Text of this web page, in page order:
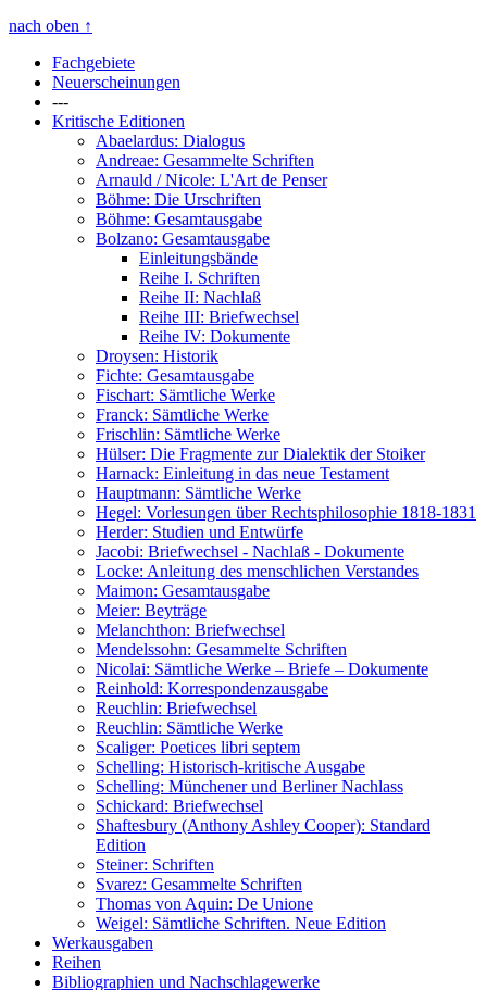
nach oben ↑
Fachgebiete
Neuerscheinungen
---
Kritische Editionen
Abaelardus: Dialogus
Andreae: Gesammelte Schriften
Arnauld / Nicole: L'Art de Penser
Böhme: Die Urschriften
Böhme: Gesamtausgabe
Bolzano: Gesamtausgabe
Einleitungsbände
Reihe I. Schriften
Reihe II: Nachlaß
Reihe III: Briefwechsel
Reihe IV: Dokumente
Droysen: Historik
Fichte: Gesamtausgabe
Fischart: Sämtliche Werke
Franck: Sämtliche Werke
Frischlin: Sämtliche Werke
Hülser: Die Fragmente zur Dialektik der Stoiker
Harnack: Einleitung in das neue Testament
Hauptmann: Sämtliche Werke
Hegel: Vorlesungen über Rechtsphilosophie 1818-1831
Herder: Studien und Entwürfe
Jacobi: Briefwechsel - Nachlaß - Dokumente
Locke: Anleitung des menschlichen Verstandes
Maimon: Gesamtausgabe
Meier: Beyträge
Melanchthon: Briefwechsel
Mendelssohn: Gesammelte Schriften
Nicolai: Sämtliche Werke – Briefe – Dokumente
Reinhold: Korrespondenzausgabe
Reuchlin: Briefwechsel
Reuchlin: Sämtliche Werke
Scaliger: Poetices libri septem
Schelling: Historisch-kritische Ausgabe
Schelling: Münchener und Berliner Nachlass
Schickard: Briefwechsel
Shaftesbury (Anthony Ashley Cooper): Standard
Edition
Steiner: Schriften
Svarez: Gesammelte Schriften
Thomas von Aquin: De Unione
Weigel: Sämtliche Schriften. Neue Edition
Werkausgaben
Reihen
Bibliographien und Nachschlagewerke